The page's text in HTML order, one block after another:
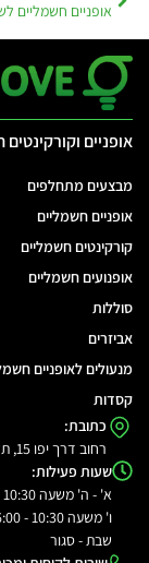
אופניים
מבצעים מתחלפים
אופניים חשמליים
קורקינטים חשמליים
אופנועים חשמליים
סוללות
אביזרים
מנעולים לאופניים
קסדות
כתובת:
רחוב דרך יפו 15, תל אביב (מרכז תל אביב)
שעות פעילות:
א' - ה' משעה 10:30 - 21:00
ו' משעה 10:30 - 16:00
שבת - סגור